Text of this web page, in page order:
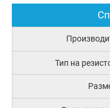
Тип на